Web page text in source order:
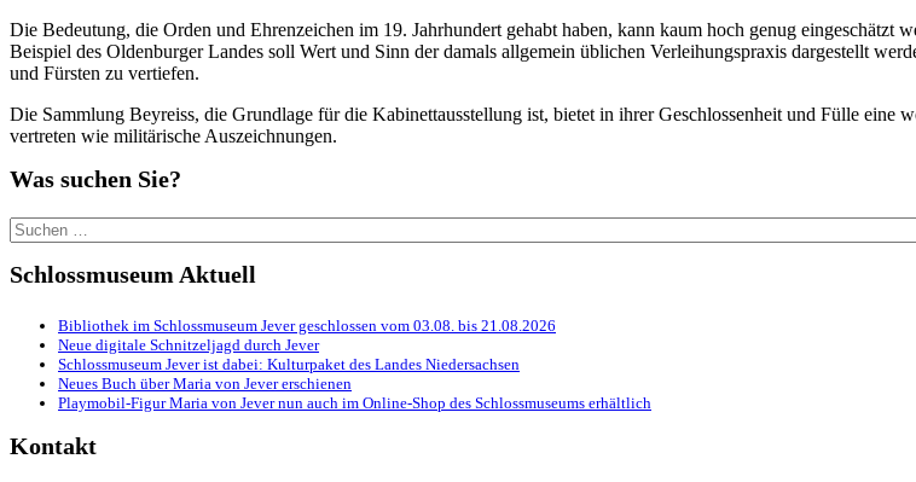
Die Bedeutung, die Orden und Ehrenzeichen im 19. Jahrhundert gehabt haben, kann kaum hoch genug
Beispiel des Oldenburger Landes soll Wert und Sinn der damals allgemein üblichen Verleihungspraxis dargestellt
und Fürsten zu vertiefen.
Die Sammlung Beyreiss, die Grundlage für die Kabinettausstellung ist, bietet in ihrer Geschlossenheit und Fülle
vertreten wie militärische Auszeichnungen.
Was suchen Sie?
Suchen
nach:
Schlossmuseum Aktuell
Bibliothek im Schlossmuseum Jever geschlossen vom 03.08. bis 21.08.2026
Neue digitale Schnitzeljagd durch Jever
Schlossmuseum Jever ist dabei: Kulturpaket des Landes Niedersachsen
Neues Buch über Maria von Jever erschienen
Playmobil-Figur Maria von Jever nun auch im Online-Shop des Schlossmuseums erhältlich
Kontakt